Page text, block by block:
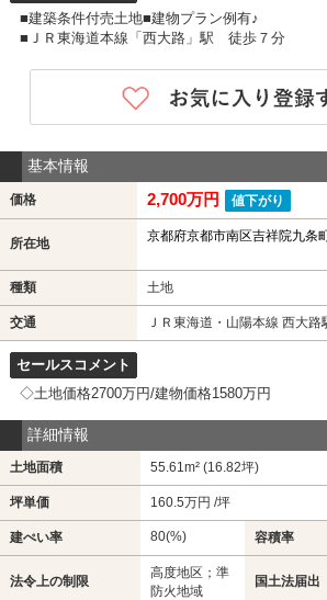
■建築条件付売土地■建物プラン例有♪
■ＪＲ東海道本線「西大路」駅 徒歩７分
基本情報
価格 2,700万円 値下がり
所在地 京都府京都市南区吉祥院九条
種類 土地
交通 ＪＲ東海道・山陽本線 西大路
セールスコメント
◇土地価格2700万円/建物価格1580万円
詳細情報
土地面積 55.61m² (16.82坪)
坪単価 160.5万円 /坪
建ぺい率 80(%) 容積率
法令上の制限
高度地区；準
防火地域
国土法届出